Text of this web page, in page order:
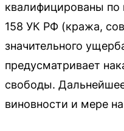
квалифицированы по
158 УК РФ (кража,
значительного
предусматривает
свободы.
виновности и мере